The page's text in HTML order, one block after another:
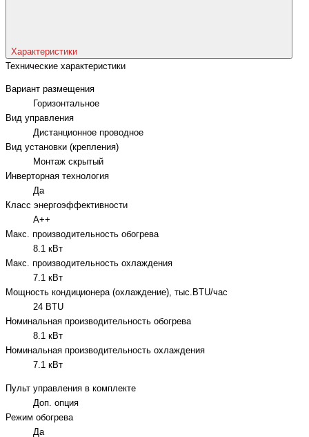
Характеристики
Технические характеристики
Вариант размещения
Горизонтальное
Вид управления
Дистанционное проводное
Вид установки (крепления)
Монтаж скрытый
Инверторная технология
Да
Класс энергоэффективности
A++
Макс. производительность обогрева
8.1 кВт
Макс. производительность охлаждения
7.1 кВт
Мощность кондиционера (охлаждение), тыс.BTU/час
24 BTU
Номинальная производительность обогрева
8.1 кВт
Номинальная производительность охлаждения
7.1 кВт
Пульт управления в комплекте
Доп. опция
Режим обогрева
Да